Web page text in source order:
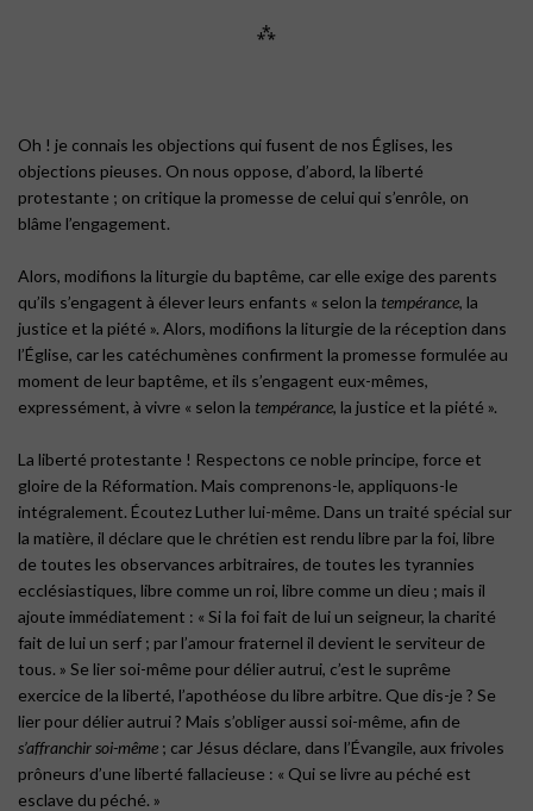
⁂
Oh ! je connais les objections qui fusent de nos Églises, les
objections pieuses. On nous oppose, d’abord, la liberté
protestante ; on critique la promesse de celui qui s’enrôle, on
blâme l’engagement.
Alors, modifions la liturgie du baptême, car elle exige des parents
qu’ils s’engagent à élever leurs enfants « selon la tempérance, la
justice et la piété ». Alors, modifions la liturgie de la réception dans
l’Église, car les catéchumènes confirment la promesse formulée au
moment de leur baptême, et ils s’engagent eux-mêmes,
expressément, à vivre « selon la tempérance, la justice et la piété ».
La liberté protestante ! Respectons ce noble principe, force et
gloire de la Réformation. Mais comprenons-le, appliquons-le
intégralement. Écoutez Luther lui-même. Dans un traité spécial sur
la matière, il déclare que le chrétien est rendu libre par la foi, libre
de toutes les observances arbitraires, de toutes les tyrannies
ecclésiastiques, libre comme un roi, libre comme un dieu ; mais il
ajoute immédiatement : « Si la foi fait de lui un seigneur, la charité
fait de lui un serf ; par l’amour fraternel il devient le serviteur de
tous. » Se lier soi-même pour délier autrui, c’est le suprême
exercice de la liberté, l’apothéose du libre arbitre. Que dis-je ? Se
lier pour délier autrui ? Mais s’obliger aussi soi-même, afin de
s’affranchir soi-même ; car Jésus déclare, dans l’Évangile, aux frivoles
prôneurs d’une liberté fallacieuse : « Qui se livre au péché est
esclave du péché. »